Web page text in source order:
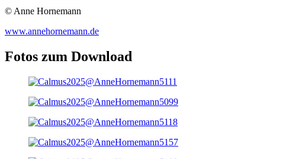
© Anne Hornemann
www.annehornemann.de
Fotos zum Download